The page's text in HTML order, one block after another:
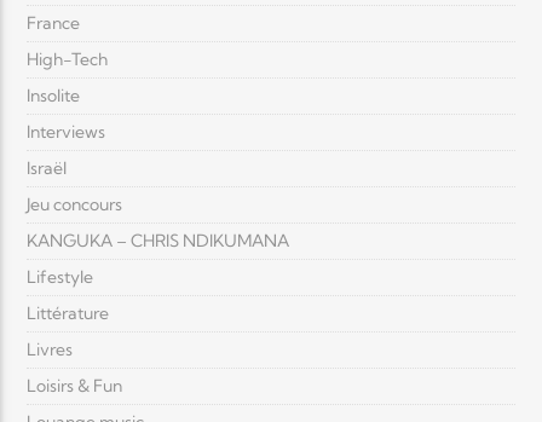
France
High-Tech
Insolite
Interviews
Israël
Jeu concours
KANGUKA – CHRIS NDIKUMANA
Lifestyle
Littérature
Livres
Loisirs & Fun